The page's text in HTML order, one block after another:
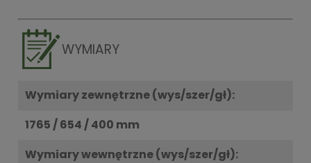
WYMIARY
Wymiary zewnętrzne (wys/szer/gł):
1765 / 654 / 400 mm
Wymiary wewnętrzne (wys/szer/gł):